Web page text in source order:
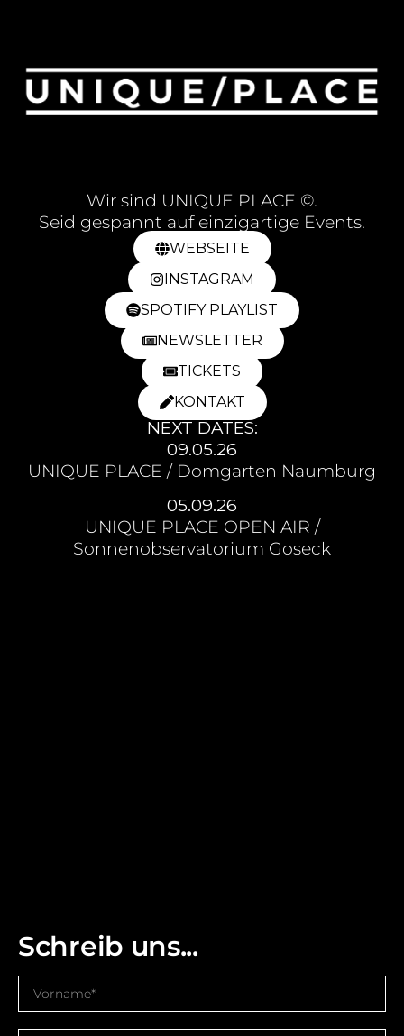
Wir sind UNIQUE PLACE ©.
Seid gespannt auf einzigartige Events.
WEBSEITE
INSTAGRAM
SPOTIFY PLAYLIST
NEWSLETTER
TICKETS
KONTAKT
NEXT DATES:
09.05.26
UNIQUE PLACE / Domgarten Naumburg
05.09.26
UNIQUE PLACE OPEN AIR /
Sonnenobservatorium Goseck
Schreib uns...